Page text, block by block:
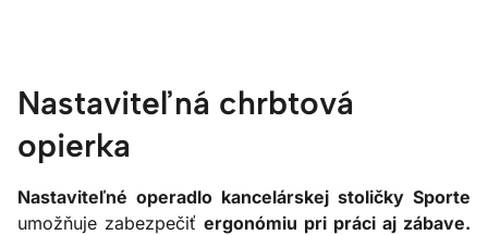
Nastaviteľná chrbtová
opierka
Nastaviteľné operadlo kancelárskej stoličky Sporte
umožňuje zabezpečiť ergonómiu pri práci aj zábave.